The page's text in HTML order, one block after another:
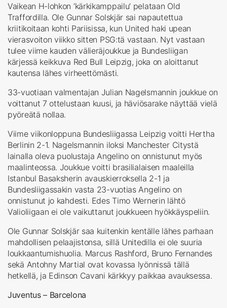
Vaikean H-lohkon ‘kärkikamppailu’ pelataan Old
Traffordilla. Ole Gunnar Solskjär sai napautettua
kriitikoitaan kohti Pariisissa, kun United haki upean
vierasvoiton viikko sitten PSG:tä vastaan. Nyt vastaan
tulee viime kauden välieräjoukkue ja Bundesliigan
kärjessä keikkuva Red Bull Leipzig, joka on aloittanut
kautensa lähes virheettömästi.
33-vuotiaan valmentajan Julian Nagelsmannin joukkue on
voittanut 7 ottelustaan kuusi, ja häviösarake näyttää vielä
pyöreätä nollaa.
Viime viikonloppuna Bundesliigassa Leipzig voitti Hertha
Berlinin 2-1. Nagelsmannin iloksi Manchester Citystä
lainalla oleva puolustaja Angelino on onnistunut myös
maalinteossa. Joukkue voitti brasilialaisen maaleilla
Istanbul Basaksherin avauskierroksella 2-1 ja
Bundesliigassakin vasta 23-vuotias Angelino on
onnistunut jo kahdesti. Edes Timo Wernerin lähtö
Valioliigaan ei ole vaikuttanut joukkueen hyökkäyspeliin.
Ole Gunnar Solskjär saa kuitenkin kentälle lähes parhaan
mahdollisen pelaajistonsa, sillä Unitedilla ei ole suuria
loukkaantumishuolia. Marcus Rashford, Bruno Fernandes
sekä Antohny Martial ovat kovassa lyönnissä tällä
hetkellä, ja Edinson Cavani kärkkyy paikkaa avauksessa.
Juventus – Barcelona